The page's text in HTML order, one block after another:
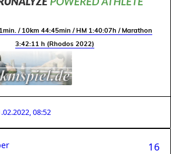
/ 10km 44:45min / HM 1:40:07h / Marathon
3:42:11 h (Rhodos 2022)
08:52
16